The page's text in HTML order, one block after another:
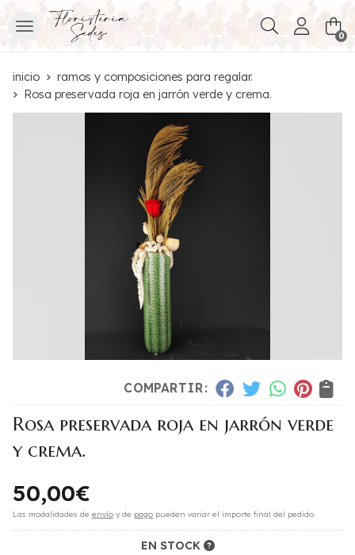
Buscar 0
inicio
ramos y composiciones para regalar.
Rosa preservada roja en jarrón verde y crema.
COMPARTIR:
Rosa preservada roja en jarrón verde
y crema.
50,00€
Las modalidades de envío y de pago pueden variar el importe final del pedido.
EN STOCK